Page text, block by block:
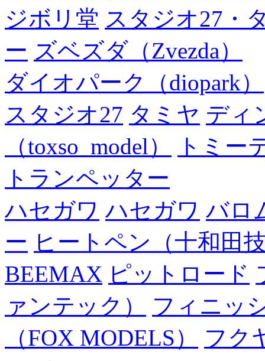
ジボリ堂 スタジオ27・
ー ズベズダ（Zvezda）
ダイオパーク（diopark）
スタジオ27 タミヤ ディ
（toxso_model）
トミー
トランペッター
ハセガワ ハセガワ バロ
ー ヒートペン（十和田
BEEMAX ピットロード
ァンテック）
フィニッ
（FOX MODELS）
フク